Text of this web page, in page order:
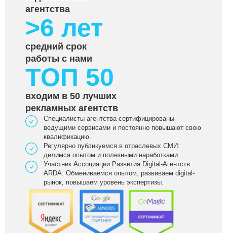
агентства
>6 лет
средний срок
работы с нами
ТОП 50
входим в 50 лучших
рекламных агентств
Специалисты агентства сертифицированы
ведущими сервисами и постоянно повышают свою
квалификацию.
Регулярно публикуемся в отраслевых СМИ:
делимся опытом и полезными наработками.
Участник Ассоциации Развития Digital-Агентств
ARDA. Обмениваемся опытом, развиваем digital-
рынок, повышаем уровень экспертизы.